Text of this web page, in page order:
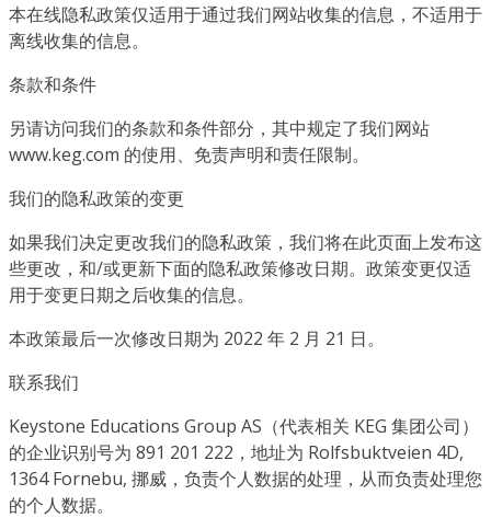
本在线隐私政策仅适用于通过我们网站收集的信息，不适用于
离线收集的信息。
条款和条件
另请访问我们的条款和条件部分，其中规定了我们网站
www.keg.com 的使用、免责声明和责任限制。
我们的隐私政策的变更
如果我们决定更改我们的隐私政策，我们将在此页面上发布这
些更改，和/或更新下面的隐私政策修改日期。政策变更仅适
用于变更日期之后收集的信息。
本政策最后一次修改日期为 2022 年 2 月 21 日。
联系我们
Keystone Educations Group AS（代表相关 KEG 集团公司）
的企业识别号为 891 201 222，地址为 Rolfsbuktveien 4D,
1364 Fornebu, 挪威，负责个人数据的处理，从而负责处理您
的个人数据。